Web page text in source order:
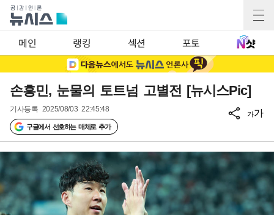
메인 랭킹 섹션 포토
손흥민, 눈물의 토트넘 고별전 [뉴시스Pic]
기사등록 2025/08/03 22:45:48
구글에서 선호하는 매체로 추가
가가